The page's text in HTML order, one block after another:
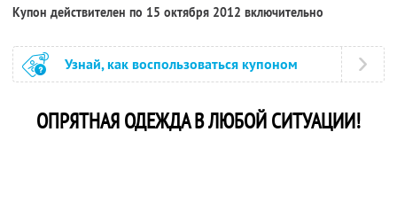
Купон действителен по 15 октября 2012 включительно
Узнай, как воспользоваться купоном
ОПРЯТНАЯ ОДЕЖДА В ЛЮБОЙ СИТУАЦИИ!